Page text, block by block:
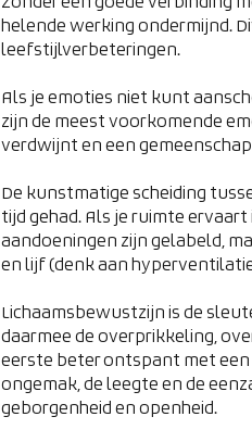
helende werking ondermijnd.
leefstijlverbeteringen.
Als je emoties niet kunt
zijn de meest voorkomende
verdwijnt en een
De kunstmatige scheiding
tijd gehad. Als je ruimte
aandoeningen zijn gelabeld,
en lijf (denk aan
Lichaamsbewustzijn is de
daarmee de overprikkeling,
eerste beter ontspant met
ongemak, de leegte en de
geborgenheid en openheid.